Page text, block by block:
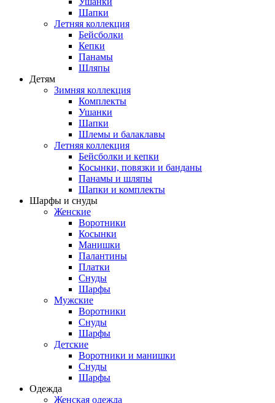
Шапки
Летняя коллекция
Бейсболки
Кепки
Панамы
Шляпы
Детям
Зимняя коллекция
Комплекты
Ушанки
Шапки
Шлемы и балаклавы
Летняя коллекция
Бейсболки и кепки
Косынки, повязки и банданы
Панамы и шляпы
Шапки и комплекты
Шарфы и снуды
Женские
Воротники
Косынки
Манишки
Палантины
Платки
Снуды
Шарфы
Мужские
Воротники
Снуды
Шарфы
Детские
Воротники и манишки
Снуды
Шарфы
Одежда
Женская одежда